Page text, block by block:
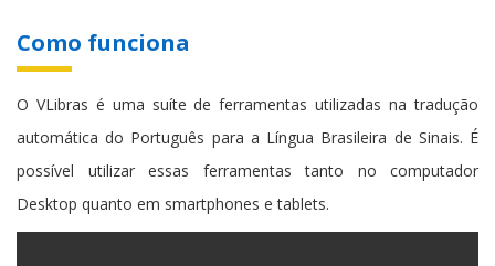
Como funciona
O VLibras é uma suíte de ferramentas utilizadas na tradução
automática do Português para a Língua Brasileira de Sinais. É
possível utilizar essas ferramentas tanto no computador
Desktop quanto em smartphones e tablets.